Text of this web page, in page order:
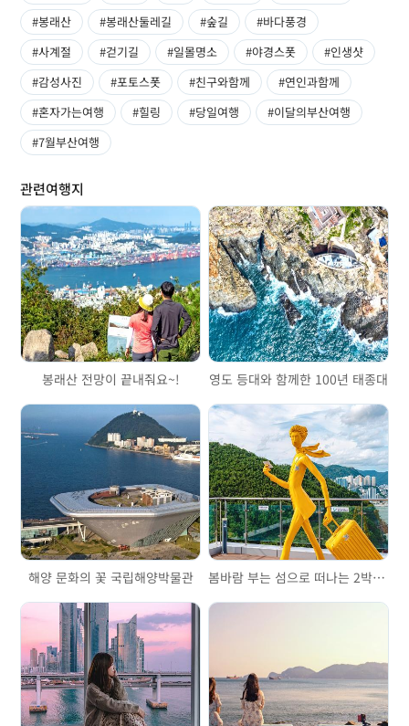
#봉래산
#봉래산둘레길 #숲길
#바다풍경
#사계절
#걷기길 #일몰명소 #야경스폿
#인생샷
#감성사진
#포토스폿 #친구와함께
#연인과함께
#혼자가는여행
#힐링 #당일여행
#이달의부산여행
#7월부산여행
관련여행지
봉래산 전망이 끝내줘요~! 영도 등대와 함께한 100년 태종대
해양 문화의 꽃 국립해양박물관 봄바람 부는 섬으로 떠나는 2박 3일 부산여행